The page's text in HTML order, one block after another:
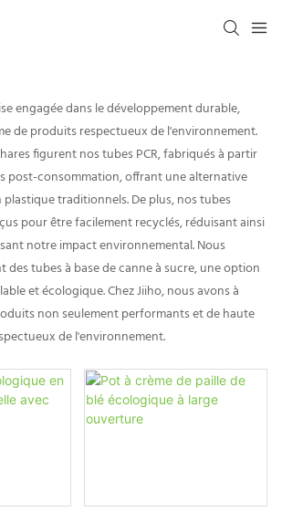
engagée dans le développement durable,
de produits respectueux de l'environnement.
figurent nos tubes PCR, fabriqués à partir
post-consommation, offrant une alternative
traditionnels. De plus, nos tubes
pour être facilement recyclés, réduisant ainsi
notre impact environnemental. Nous
des tubes à base de canne à sucre, une option
et écologique. Chez Jiiho, nous avons à
non seulement performants et de haute
de l'environnement.